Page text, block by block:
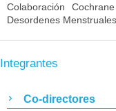
Colaboración
Desordenes
Integrantes
Co-directores